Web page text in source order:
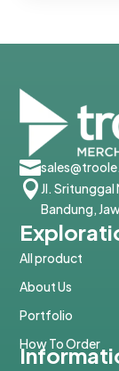

Jl. Sritunggal
Bandung,
All product
About Us
Portfolio
How To Order